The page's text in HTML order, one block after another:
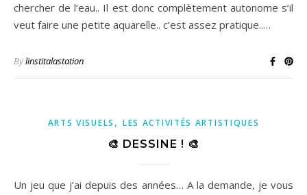
chercher de l’eau.. Il est donc complètement autonome s’il
veut faire une petite aquarelle.. c’est assez pratique..…
Bylinstitalastation
ARTS VISUELS , LES ACTIVITÉS ARTISTIQUES
🎨 DESSINE ! 🎨
Un jeu que j’ai depuis des années… A la demande, je vous